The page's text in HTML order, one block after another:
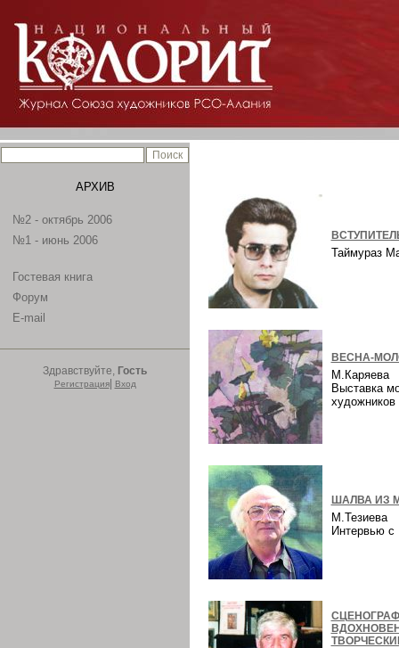
АРХИВ
№2 - октябрь 2006
№1 - июнь 2006
Гостевая книга
Форум
E-mail
Здравствуйте, Гость
Регистрация| Вход
Таймураз
ВЕСНА-
М.Каряева
Выставка
ШАЛВА ИЗ
М.Тезиева
Интервью